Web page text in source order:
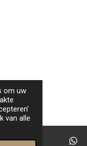
om uw
van alle